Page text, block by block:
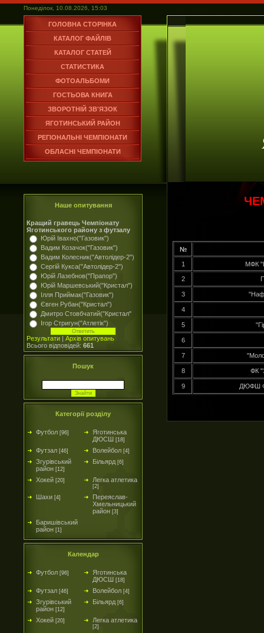
Понеділок, 10.08.2026, 15:03
ГОЛОВНА СТОРІНКА
КАТАЛОГ ФАЙЛІВ
КАТАЛОГ СТАТЕЙ
СТАТИСТИКА
ФОТОАЛЬБОМИ
ГОСТЬОВА КНИГА
ЗВОРОТНІЙ ЗВ'ЯЗОК
ЯГОТИНСЬКИЙ РАЙОН
РЕГІОНАЛЬНІ ЧЕМПІОНАТИ
ОБЛАСНІ ЧЕМПІОНАТИ
Наше опитування
Кращий гравець Чемпіонату
Яготинського району з футзалу
Юрій Івахно("Газовик")
Вадим Козачок("Газовик")
Вадим Колесник("Автолідер-2")
Сергій Кукса("Автолідер-2")
Юрій Лазебнов("Прапор")
Юрій Маршевський("Кристал")
Ілля Приймак("Газовик")
Євген Рубан("Кристал")
Дмитро Стовбчатий("Кристал"
Ігор Стригун("Атлетік")
Результати | Архів опитувань
Всього відповідей: 661
Пошук
Категорії розділу
Футбол [96]
Яготинська
ДЮСШ [18]
Футзал [46] Волейбол [4]
Згурівський
район [12]
Більярд [6]
Хокей [20] Легка атлетика
[2]
Шахи [4]
Переяслав-
Хмельницький
район [3]
Баришівський
район [1]
Календар
Футбол [96]
Яготинська
ДЮСШ [18]
Футзал [46] Волейбол [4]
Згурівський
район [12]
Більярд [6]
Хокей [20] Легка атлетика
[2]
№
1 МФК
2
3
4
5
6
7
8 ФК
9 ДЮФШ